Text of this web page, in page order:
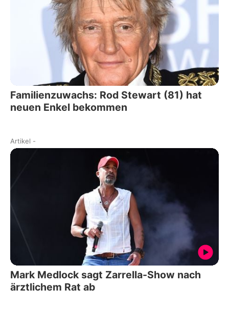
Familienzuwachs: Rod Stewart (81) hat
neuen Enkel bekommen
Artikel -
Mark Medlock sagt Zarrella-Show nach
ärztlichem Rat ab